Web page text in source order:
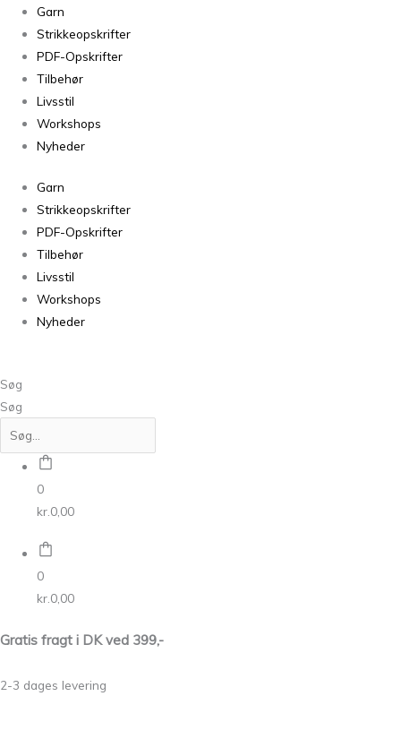
Garn
Strikkeopskrifter
PDF-Opskrifter
Tilbehør
Livsstil
Workshops
Nyheder
Garn
Strikkeopskrifter
PDF-Opskrifter
Tilbehør
Livsstil
Workshops
Nyheder
Søg
Søg
0
kr. 0,00
0
kr. 0,00
Gratis fragt i DK ved 399,-
2-3 dages levering
Bøllefrø
Meleret
antal